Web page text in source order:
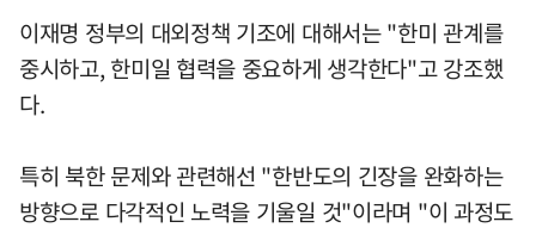
이재명 정부의 대외정책 기조에 대해서는 "한미 관계를
중시하고, 한미일 협력을 중요하게 생각한다"고 강조했
다.
특히 북한 문제와 관련해선 "한반도의 긴장을 완화하는
방향으로 다각적인 노력을 기울일 것"이라며 "이 과정도